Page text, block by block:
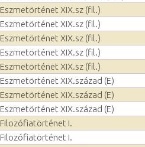
Eszmetörténet XIX.sz (fil.)
Eszmetörténet XIX.sz (fil.)
Eszmetörténet XIX.sz (fil.)
Eszmetörténet XIX.sz (fil.)
Eszmetörténet XIX.sz (fil.)
Eszmetörténet XIX.század (E)
Eszmetörténet XIX.század (E)
Eszmetörténet XIX.század (E)
Filozófiatörténet I.
Filozófiatörténet I.